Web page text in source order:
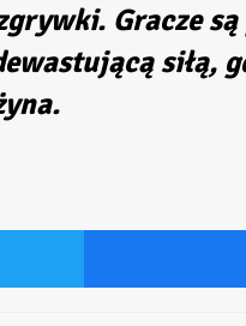
Gracze
siłą,